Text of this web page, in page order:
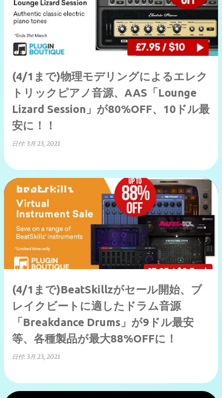
(4/1まで)物理モデリングによるエレク
トリックピアノ音源、AAS「Lounge
Lizard Session」が80%OFF、10ドル最
安に！！
日付: 3月 23, 2021
(4/1まで)BeatSkillzがセール開始、ブ
レイクビートに適したドラム音源
「Breakdance Drums」が9ドル最安
等、各種製品が最大88%OFFに！
日付: 3月 23, 2021